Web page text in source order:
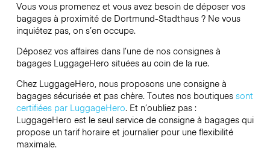
Vous vous promenez et vous avez besoin de déposer vos
bagages à proximité de Dortmund-Stadthaus ? Ne vous
inquiétez pas, on s’en occupe.
Déposez vos affaires dans l’une de nos consignes à
bagages LuggageHero situées au coin de la rue.
Chez LuggageHero, nous proposons une consigne à
bagages sécurisée et pas chère. Toutes nos boutiques sont
certifiées par LuggageHero. Et n’oubliez pas :
LuggageHero est le seul service de consigne à bagages qui
propose un tarif horaire et journalier pour une flexibilité
maximale.